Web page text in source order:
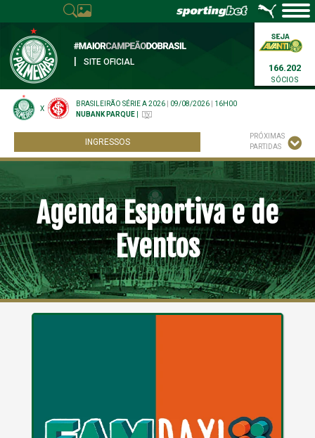
SITE OFICIAL
166.202
SÓCIOS
X
BRASILEIRÃO SÉRIE A 2026 09/08/2026
16H00
NUBANK PARQUE
INGRESSOS
PRÓXIMAS
PARTIDAS
Agenda Esportiva e de
Eventos